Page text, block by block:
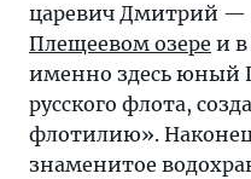
царевич Дмитрий —
Плещеевом озере и в
именно здесь юный
русского флота,
флотилию».
знаменитое